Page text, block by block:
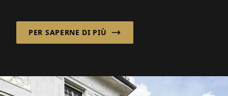
cannabis medica...
PER SAPERNE DI PIÙ